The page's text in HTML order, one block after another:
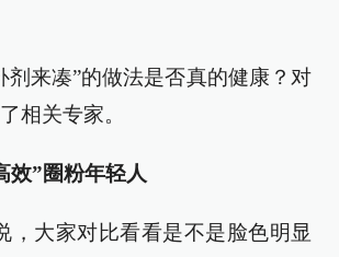
剂来凑”的做法是否真的健康？对
相关专家。
效”圈粉年轻人
，大家对比看看是不是脸色明显